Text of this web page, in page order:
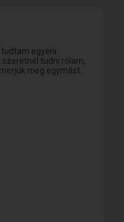
tudtam egyéni
tudni rólam,
meg egymást.